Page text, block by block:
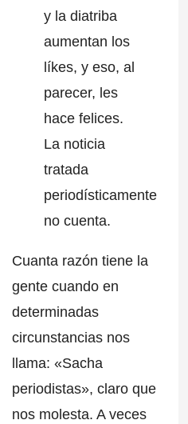
y la diatriba
aumentan los
líkes, y eso, al
parecer, les
hace felices.
La noticia
tratada
periodísticamente
no cuenta.
Cuanta razón tiene la
gente cuando en
determinadas
circunstancias nos
llama: «Sacha
periodistas», claro que
nos molesta. A veces